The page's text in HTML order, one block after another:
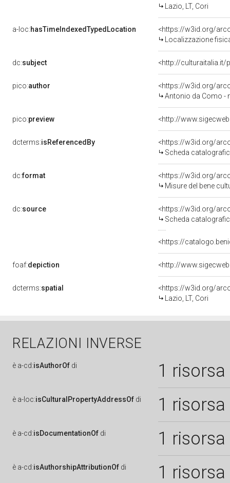
Lazio, LT, Cori
a-loc:hasTimeIndexedTypedLocation
<https://w3id.org/
Localizzazione
dc:subject <http://culturaitalia.it/
pico:author
<https://w3id.org/
Antonio da Como -
pico:preview
dcterms:isReferencedBy
<https://w3id.org/
Scheda
dc:format
<https://w3id.org/
Misure del bene
dc:source
<https://w3id.org/
Scheda
<https://
foaf:depiction
dcterms:spatial
<https://w3id.org/
Lazio, LT, Cori
RELAZIONI INVERSE
è a-cd:isAuthorOf di 1 risorsa
è a-loc:isCulturalPropertyAddressOf di 1 risorsa
è a-cd:isDocumentationOf di 1 risorsa
è a-cd:isAuthorshipAttributionOf di 1 risorsa